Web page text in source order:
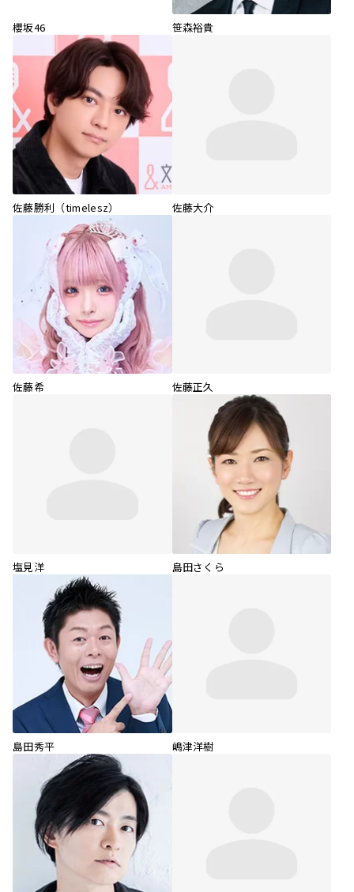
櫻坂46 笹森裕貴
佐藤勝利（timelesz） 佐藤大介
佐藤希 佐藤正久
塩見洋 島田さくら
島田秀平 嶋津洋樹